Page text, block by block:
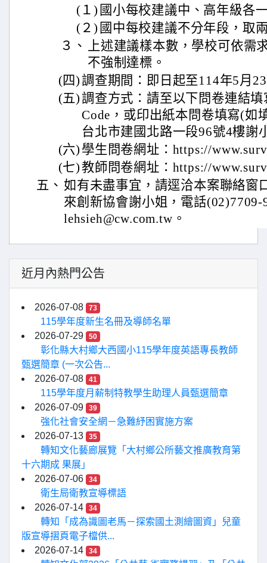
(１) 國小每校建議中、高年級各
(２) 國中每校建議不分年段，取
３、
上述建議樣本數，學校可依需
不強制達標。
(四)調查期間：即日起至114年5月
(五)調查方式：請至以下問卷連結
Code，或印出紙本問卷填寫(如
台北市建國北路一段96號4樓謝
(六) 學生問卷網址：https://
(七)教師問卷網址：https://
五、 如有未盡事宜，請逕洽本案聯絡窗
來創新協會謝小姐，電話
lehsieh@cw.com.tw。
近月內熱門公告
2026-07-08 73
115學年度新生名冊及導師名單
2026-07-29
50
彰化縣大村鄉大西國小115學年度英語專長教師
甄選簡章 (一次公告...
2026-07-08
41
115學年度月薪制特教學生助理人員甄選簡章
2026-07-09
39
強化社會安全網－急難紓困實施方案
2026-07-13
35
轉知文化藝廊展覽「大村鄉公所藝文推廣教育第
十六期成 果展」
2026-07-06
34
衛生局衛教宣導標語
2026-07-14
34
轉知「成為識圖老馬－探索國土測繪圖資」兒童
版宣導摺頁電子檔供...
2026-07-14
34